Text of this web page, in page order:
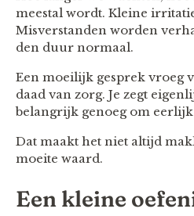
meestal wordt. Kleine
Misverstanden worden
den duur normaal.
Een moeilijk gesprek vroeg
daad van zorg. Je zegt
belangrijk genoeg om
Dat maakt het niet altijd
moeite waard.
Een kleine